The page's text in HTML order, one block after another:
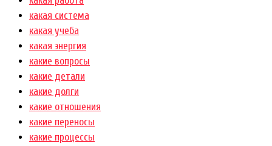
какая система
какая учеба
какая энергия
какие вопросы
какие детали
какие долги
какие отношения
какие переносы
какие процессы